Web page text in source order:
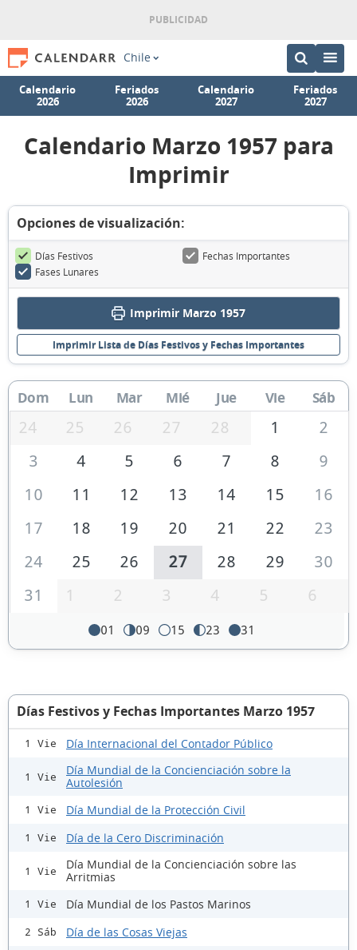
Chile
Calendario
2026
Feriados
2026
Calendario
2027
Feriados
2027
Calendario Marzo 1957 para
Imprimir
Opciones de visualización:
Días Festivos
Fechas Importantes
Fases Lunares
Imprimir Marzo 1957
Imprimir Lista de Días Festivos y Fechas Importantes
Dom Lun Mar Mié Jue Vie Sáb
24 25 26 27 28 1
2
3
4 5 6 7 8
9
10
11 12 13 14 15
16
17
18 19 20 21 22
23
24
25 26 27 28 29
30
31
1 2 3 4 5 6
01 09 15 23 31
Días Festivos y Fechas Importantes Marzo 1957
1 Vie Día Internacional del Contador Público
1 Vie
Día Mundial de la Concienciación sobre la
Autolesión
1 Vie Día Mundial de la Protección Civil
1 Vie Día de la Cero Discriminación
1 Vie
Día Mundial de la Concienciación sobre las
Arritmias
1 Vie Día Mundial de los Pastos Marinos
2 Sáb Día de las Cosas Viejas